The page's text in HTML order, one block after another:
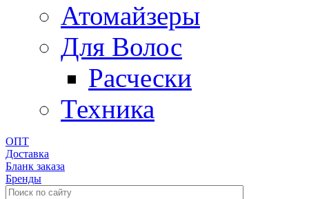
Атомайзеры
Для Волос
Расчески
Техника
ОПТ
Доставка
Бланк заказа
Бренды